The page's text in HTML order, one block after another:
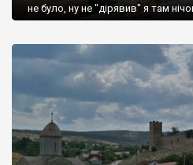
не було, ну не "дірявив" я там